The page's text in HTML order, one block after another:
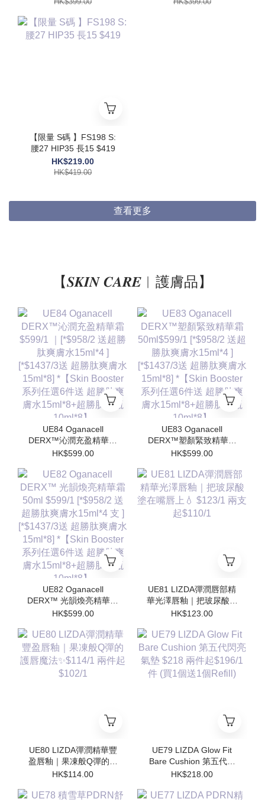
【限量 S碼 】FS198 S:
腰27 HIP35 長15 $419
HK$219.00
HK$419.00
查看更多
【𝑺𝑲𝑰𝑵 𝑪𝑨𝑹𝑬︱護膚品】
UE84 Oganacell
DERX™沁潤充盈精華霜
$599/1 ｜[*$958/2 送超
[*$1437/3送 超勝肽爽膚
水15ml*8] *【Skin
Booster 系列任選6件送
超勝肽爽膚水15ml*8+超
勝肽安瓶10ml*8】
HK$599.00
UE83 Oganacell
DERX™塑顏緊致精華霜
50ml$599/1 [*$958/2 送
[*$1437/3送 超勝肽爽膚
水15ml*8] *【Skin
Booster 系列任選6件送
超勝肽爽膚水15ml*8+超
勝肽安瓶10ml*8】
HK$599.00
UE82 Oganacell
DERX™ 光韻煥亮精華霜
50ml $599/1 [*$958/2 送
[*$1437/3送 超勝肽爽膚
水15ml*8] *【Skin
Booster 系列任選6件送
超勝肽爽膚水15ml*8+超
勝肽安瓶10ml*8】
HK$599.00
UE81 LIZDA彈潤唇部精
華光澤唇釉｜把玻尿酸塗
在嘴唇上💧 $123/1 兩支
HK$123.00
UE80 LIZDA彈潤精華豐
盈唇釉｜果凍般Q彈的護
唇魔法✨$114/1 兩件起
HK$114.00
UE79 LIZDA Glow Fit
Bare Cushion 第五代閃
亮氣墊 $218 兩件起
Refill)
HK$218.00